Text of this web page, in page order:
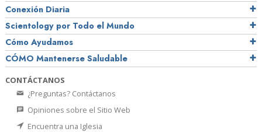
Conexión Diaria
Scientology por Todo el Mundo
Cómo Ayudamos
CÓMO Mantenerse Saludable
CONTÁCTANOS
¿Preguntas? Contáctanos
Opiniones sobre el Sitio Web
Encuentra una Iglesia